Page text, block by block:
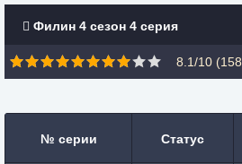
Филин 4 сезон 4 серия
8.1/10 (158
№ серии Статус